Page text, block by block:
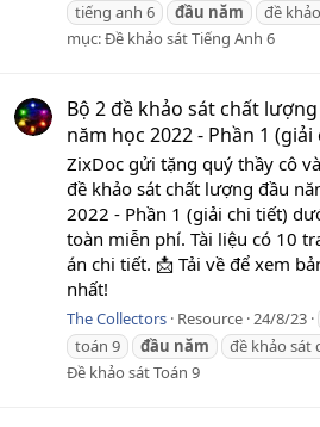
tiếng anh 6
đầu năm đề
mục:Đề khảo sát Tiếng Anh 6
Bộ 2 đề khảo sát chất
năm học 2022 - Phần 1
ZixDoc gửi tặng quý thầy cô
đề khảo sát chất lượng đầu
2022 - Phần 1 (giải chi tiết)
toàn miễn phí. Tài liệu có 10
án chi tiết. 📩 Tải về để xem
nhất!
The Collectors Resource 24/8/23
toán 9
đầu năm đề khảo sát
Đề khảo sát Toán 9